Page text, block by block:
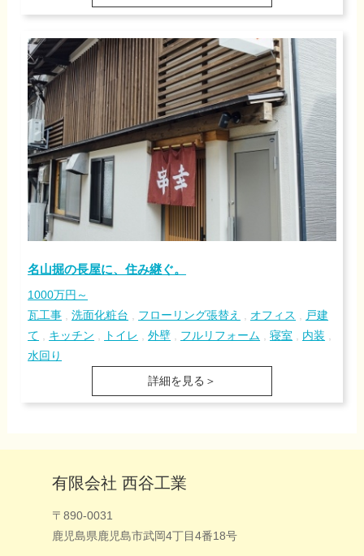
名山掘の長屋に、住み継ぐ。
1000万円～
瓦工事 ,洗面化粧台 フローリング張替え オフィス
戸建
て
キッチン トイレ ,外壁 フルリフォーム ,寝室 内装
水回り
詳細を見る＞
有限会社 西谷工業
〒890-0031
鹿児島県鹿児島市武岡4丁目4番18号